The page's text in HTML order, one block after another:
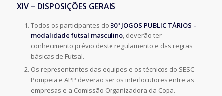
XIV – DISPOSIÇÕES GERAIS
Todos os participantes do 30º JOGOS PUBLICITÁRIOS –
modalidade futsal masculino, deverão ter
conhecimento prévio deste regulamento e das regras
básicas de Futsal.
Os representantes das equipes e os técnicos do SESC
Pompeia e APP deverão ser os interlocutores entre as
empresas e a Comissão Organizadora da Copa.